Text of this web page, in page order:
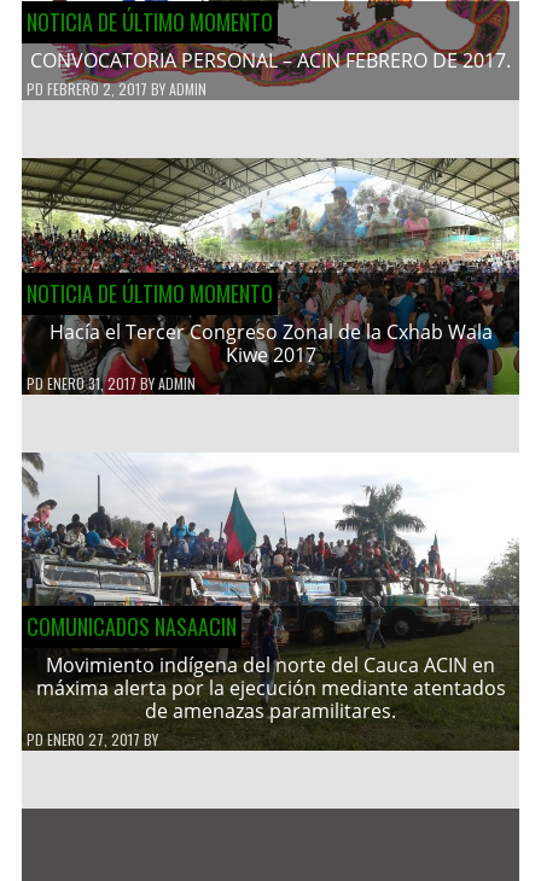
NOTICIA DE ÚLTIMO MOMENTO
CONVOCATORIA PERSONAL – ACIN FEBRERO DE 2017.
PD FEBRERO 2, 2017 BYADMIN
NOTICIA DE ÚLTIMO MOMENTO
Hacía el Tercer Congreso Zonal de la Cxhab Wala
Kiwe 2017
PDENERO 31, 2017 BYADMIN
COMUNICADOS NASAACIN
Movimiento indígena del norte del Cauca ACIN en
máxima alerta por la ejecución mediante atentados
de amenazas paramilitares.
PDENERO 27, 2017 BY